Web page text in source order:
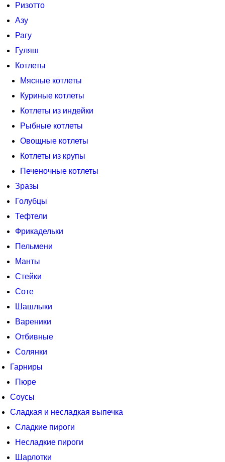
Ризотто
Азу
Рагу
Гуляш
Котлеты
Мясные котлеты
Куриные котлеты
Котлеты из индейки
Рыбные котлеты
Овощные котлеты
Котлеты из крупы
Печеночные котлеты
Зразы
Голубцы
Тефтели
Фрикадельки
Пельмени
Манты
Стейки
Соте
Шашлыки
Вареники
Отбивные
Солянки
Гарниры
Пюре
Соусы
Сладкая и несладкая выпечка
Сладкие пироги
Несладкие пироги
Шарлотки